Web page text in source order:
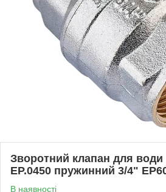
Зворотний клапан для води
EP.0450 пружинний 3/4"
В наявності